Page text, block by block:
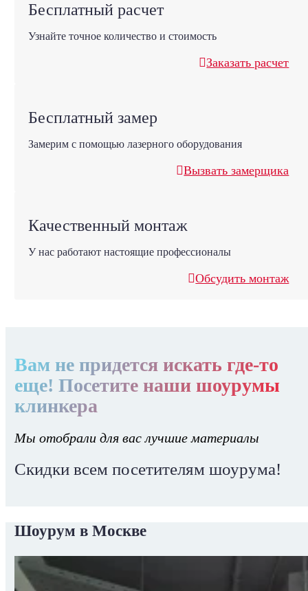
Бесплатный расчет
Узнайте точное количество и стоимость
Заказать расчет
Бесплатный замер
Замерим с помощью лазерного оборудования
Вызвать замерщика
Качественный монтаж
У нас работают настоящие профессионалы
Обсудить монтаж
Вам не придется искать где-то
еще! Посетите наши шоурумы
клинкера
Мы отобрали для вас лучшие материалы
Скидки всем посетителям шоурума!
Шоурум в Москве